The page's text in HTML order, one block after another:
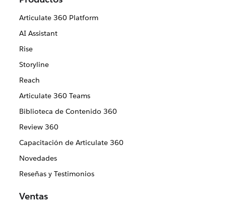
Articulate 360 Platform
AI Assistant
Rise
Storyline
Reach
Articulate 360 Teams
Biblioteca de Contenido 360
Review 360
Capacitación de Articulate 360
Novedades
Reseñas y Testimonios
Ventas